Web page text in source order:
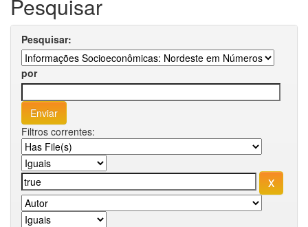
Pesquisar
Pesquisar:
por
Filtros correntes: